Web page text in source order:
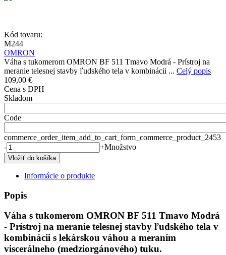
Kód tovaru:
M244
OMRON
Váha s tukomerom OMRON BF 511 Tmavo Modrá - Prístroj na
meranie telesnej stavby ľudského tela v kombinácii ... Celý popis
109,00 €
Cena s DPH
Skladom
Code
commerce_order_item_add_to_cart_form_commerce_product_2453
-
+Množstvo
Informácie o produkte
Popis
Váha s tukomerom OMRON BF 511 Tmavo Modrá
- Prístroj na meranie telesnej stavby ľudského tela v
kombinácii s lekárskou váhou a meraním
viscerálneho (medziorgánového) tuku.